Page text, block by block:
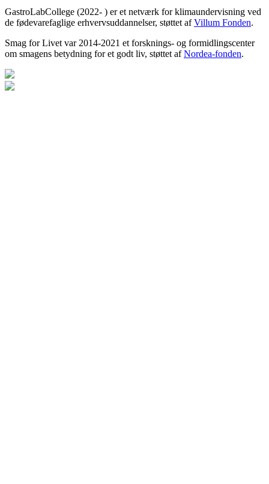
GastroLabCollege (2022- ) er et netværk for klimaundervisning ved
de fødevarefaglige erhvervsuddannelser, støttet afVillum Fonden.
Smag for Livet var 2014-2021 et forsknings- og formidlingscenter
om smagens betydning for et godt liv, støttet afNordea-fonden.